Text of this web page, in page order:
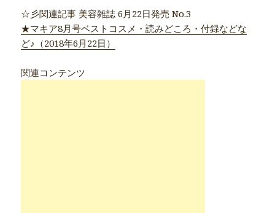
☆彡関連記事 美容雑誌 6月22日発売 No.3
★マキア8月号ベストコスメ・読みどころ・付録などな
ど♪（2018年6月22日）
関連コンテンツ